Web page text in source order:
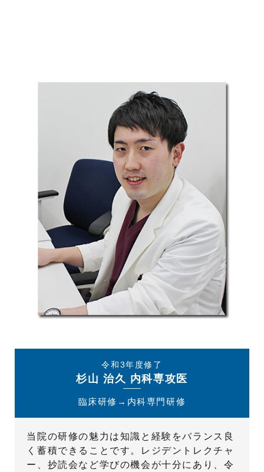
令和3年度修了
杉山 治久 内科専攻医
臨床研修→内科専門研修
当院の研修の魅力は知識と経験をバランス良
く蓄積できることです。レジデントレクチャ
ー、抄読会など学びの機会が十分にあり、令